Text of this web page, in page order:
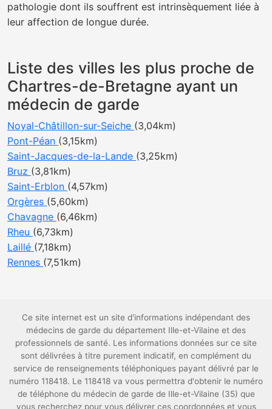
pathologie dont ils souffrent est intrinsèquement liée à
leur affection de longue durée.
Liste des villes les plus proche de
Chartres-de-Bretagne ayant un
médecin de garde
Noyal-Châtillon-sur-Seiche (3,04km)
Pont-Péan (3,15km)
Saint-Jacques-de-la-Lande (3,25km)
Bruz (3,81km)
Saint-Erblon (4,57km)
Orgères (5,60km)
Chavagne (6,46km)
Rheu (6,73km)
Laillé (7,18km)
Rennes (7,51km)
Ce site internet est un site d'informations indépendant des
médecins de garde du département Ille-et-Vilaine et des
professionnels de santé. Les informations données sur ce site
sont délivrées à titre purement indicatif, en complément du
service de renseignements téléphoniques payant délivré par le
numéro 118418. Le 118418 va vous permettra d'obtenir le numéro
de téléphone du médecin de garde de Ille-et-Vilaine (35) que
vous recherchez pour vous délivrer ces coordonnées et vous